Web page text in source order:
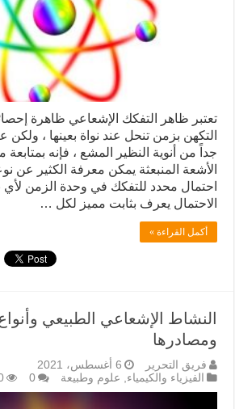
تعتبر ظاهر التفكك الإشعاعي ظاهرة
التكهن بزمن تنحل عند نواة بعينها ، ولكن
جداً من أنوية النظير المشع ، فإنه
الأشعة المنبعثة يمكن معرفة الكثير عن
احتمال محدد للتفكك في وحدة الزمن لأي
الاحتمال يعرف بثابت مميز لكل …
أكمل القراءة »
النشاط الإشعاعي الطبيعي
ومصادرها
فريق التحرير
6 أغسطس، 2021
الفيزياء والكيمياء
علوم وطبيعة 0